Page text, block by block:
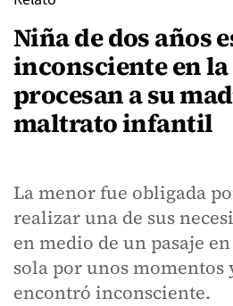
Niña de dos años
inconsciente en
procesan a su
maltrato infantil
La menor fue obligada
realizar una de sus
en medio de un pasaje
sola por unos momentos
encontró inconsciente.